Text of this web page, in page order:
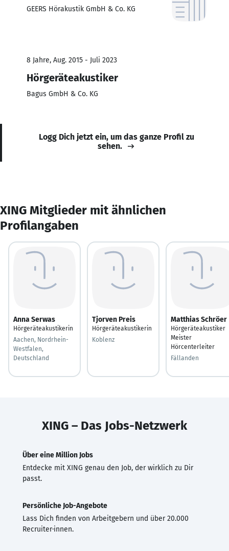
GEERS Hörakustik GmbH & Co. KG
8 Jahre, Aug. 2015 - Juli 2023
Hörgeräteakustiker
Bagus GmbH & Co. KG
Logg Dich jetzt ein, um das ganze Profil zu
sehen.
XING Mitglieder mit ähnlichen
Profilangaben
Anna Serwas
Hörgeräteakustikerin
Aachen, Nordrhein-
Westfalen,
Deutschland
Tjorven Preis
Hörgeräteakustikerin
Koblenz
Matthias Schröer
Hörgeräteakustiker
Meister
Hörcenterleiter
Fällanden
XING – Das Jobs-Netzwerk
Über eine Million Jobs
Entdecke mit XING genau den Job, der wirklich zu Dir
passt.
Persönliche Job-Angebote
Lass Dich finden von Arbeitgebern und über 20.000
Recruiter·innen.